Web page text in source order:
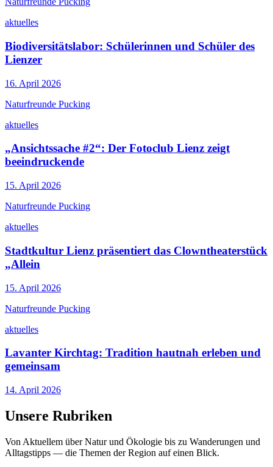
aktuelles
Biodiversitätslabor: Schülerinnen und Schüler des
Lienzer
16. April 2026
Naturfreunde Pucking
aktuelles
„Ansichtssache #2“: Der Fotoclub Lienz zeigt
beeindruckende
15. April 2026
Naturfreunde Pucking
aktuelles
Stadtkultur Lienz präsentiert das Clowntheaterstück
„Allein
15. April 2026
Naturfreunde Pucking
aktuelles
Lavanter Kirchtag: Tradition hautnah erleben und
gemeinsam
14. April 2026
Unsere Rubriken
Von Aktuellem über Natur und Ökologie bis zu Wanderungen und
Alltagstipps — die Themen der Region auf einen Blick.